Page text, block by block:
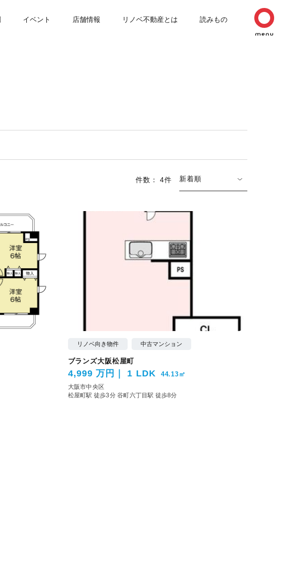
イベント 店舗情報 リノベ不動産とは 読みもの
件数： 4件 新着順
リノベ向き物件 中古マンション
ブランズ大阪松屋町
4,999 万円 1 LDK 44.13㎡
大阪市中央区
松屋町駅 徒歩3分谷町六丁目駅 徒歩8分